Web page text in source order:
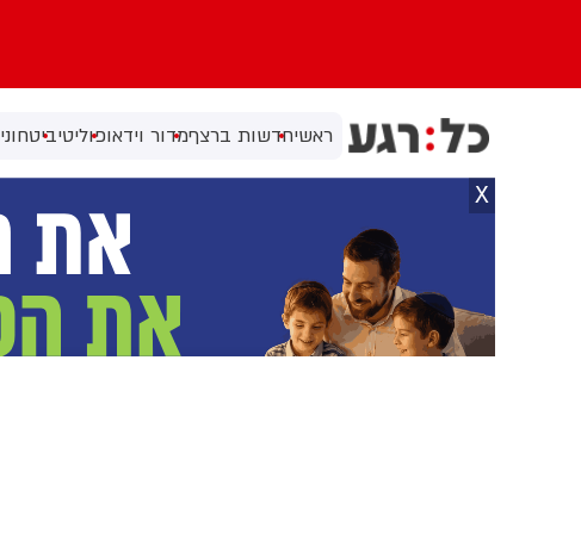
ראשיחדשות ברצףמדור וידאופוליטיביטחוני
X